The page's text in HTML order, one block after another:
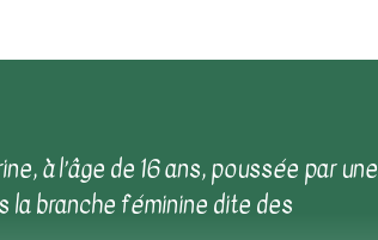
à l’âge de 16 ans, poussée par une
la branche féminine dite des